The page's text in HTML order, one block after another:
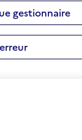
gestionnaire